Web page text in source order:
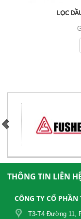
LỌC
THÔNG TIN LIÊN
CÔNG TY CỔ
T3-T4 Đường 11,